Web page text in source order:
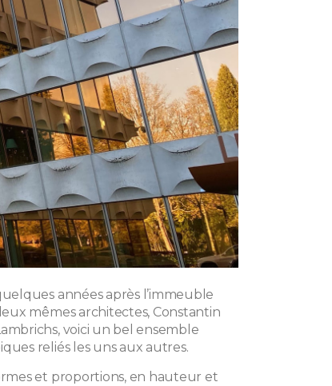
années après l’immeuble
mêmes architectes, Constantin
voici un bel ensemble
reliés les uns aux autres.
et proportions, en hauteur et